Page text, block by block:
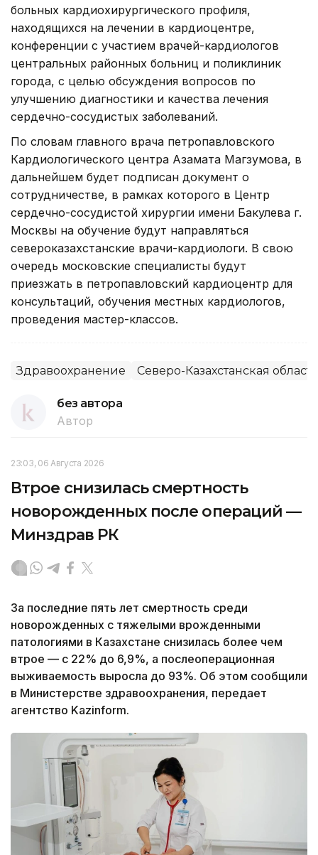
больных кардиохирургического профиля,
находящихся на лечении в кардиоцентре,
конференции с участием врачей-кардиологов
центральных районных больниц и поликлиник
города, с целью обсуждения вопросов по
улучшению диагностики и качества лечения
сердечно-сосудистых заболеваний.
По словам главного врача петропавловского
Кардиологического центра Азамата Магзумова, в
дальнейшем будет подписан документ о
сотрудничестве, в рамках которого в Центр
сердечно-сосудистой хирургии имени Бакулева г.
Москвы на обучение будут направляться
североказахстанские врачи-кардиологи. В свою
очередь московские специалисты будут
приезжать в петропавловский кардиоцентр для
консультаций, обучения местных кардиологов,
проведения мастер-классов.
Здравоохранение Северо-Казахстанская область
без автора
Автор
23:03, 06 Августа 2026
Втрое снизилась смертность
новорожденных после операций —
Минздрав РК
За последние пять лет смертность среди
новорожденных с тяжелыми врожденными
патологиями в Казахстане снизилась более чем
втрое — с 22% до 6,9%, а послеоперационная
выживаемость выросла до 93%. Об этом сообщили
в Министерстве здравоохранения, передает
агентство Kazinform.